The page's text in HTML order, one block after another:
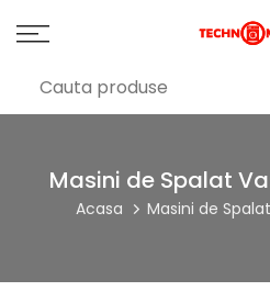
Masini de Spalat
Acasa Masini de